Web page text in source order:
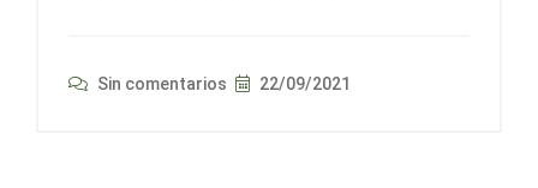
Sin comentarios 22/09/2021